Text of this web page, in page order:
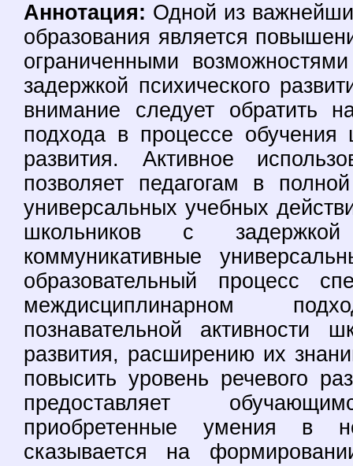
Аннотация: Одной из
образования является
ограниченными
задержкой психического
внимание следует обратить
подхода в процессе обучения
развития. Активное
позволяет педагогам в
универсальных учебных
школьников с
коммуникативные
образовательный процесс
междисциплинарном
познавательной активности
развития, расширению их
повысить уровень речевого
предоставляет
приобретенные умения в
сказывается на